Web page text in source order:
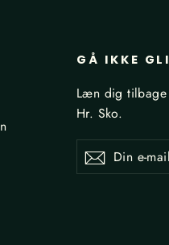
GÅ IKKE
Læn dig
Hr. Sko.
Din
TilmeldTilmeld